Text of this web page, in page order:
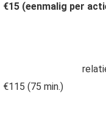
€15 (eenmalig per
€115 (75 min.)